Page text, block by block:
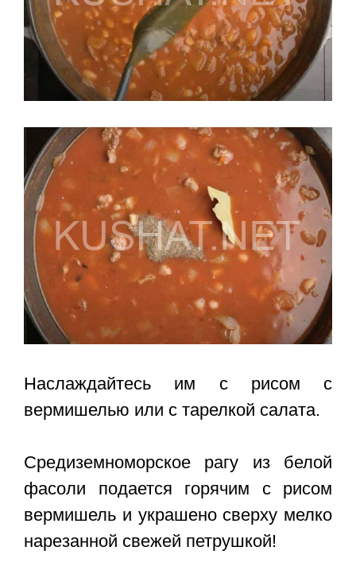
Наслаждайтесь им с рисом с
вермишелью или с тарелкой салата.
Средиземноморское рагу из белой
фасоли подается горячим с рисом
вермишель и украшено сверху мелко
нарезанной свежей петрушкой!